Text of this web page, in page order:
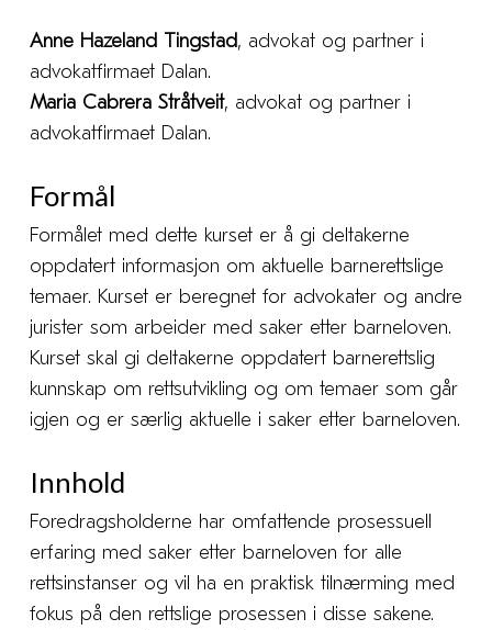
Anne Hazeland Tingstad, advokat og partner i
advokatfirmaet Dalan.
Maria Cabrera Stråtveit, advokat og partner i
advokatfirmaet Dalan.
Formål
Formålet med dette kurset er å gi deltakerne
oppdatert informasjon om aktuelle barnerettslige
temaer. Kurset er beregnet for advokater og andre
jurister som arbeider med saker etter barneloven.
Kurset skal gi deltakerne oppdatert barnerettslig
kunnskap om rettsutvikling og om temaer som går
igjen og er særlig aktuelle i saker etter barneloven.
Innhold
Foredragsholderne har omfattende prosessuell
erfaring med saker etter barneloven for alle
rettsinstanser og vil ha en praktisk tilnærming med
fokus på den rettslige prosessen i disse sakene.